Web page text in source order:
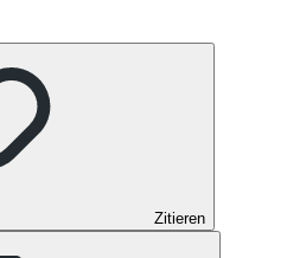
Zitieren